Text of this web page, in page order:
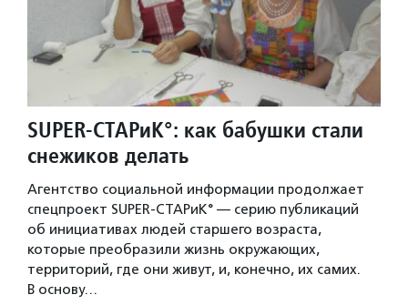
SUPER-СТАРиК°: как бабушки стали
cнежиков делать
Агентство социальной информации продолжает
спецпроект SUPER-СТАРиК° — серию публикаций
об инициативах людей старшего возраста,
которые преобразили жизнь окружающих,
территорий, где они живут, и, конечно, их самих.
В основу…